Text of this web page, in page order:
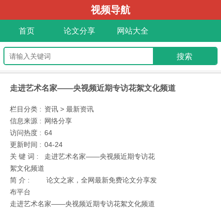
视频导航
首页 论文分享 网站大全
走进艺术名家——央视频近期专访花絮文化频道
栏目分类 : 资讯 > 最新资讯
信息来源 : 网络分享
访问热度 : 64
更新时间 : 04-24
关 键 词 :
走进艺术名家——央视频近期专访花
絮文化频道
简 介 :
论文之家，全网最新免费论文分享发
布平台
走进艺术名家——央视频近期专访花絮文化频道